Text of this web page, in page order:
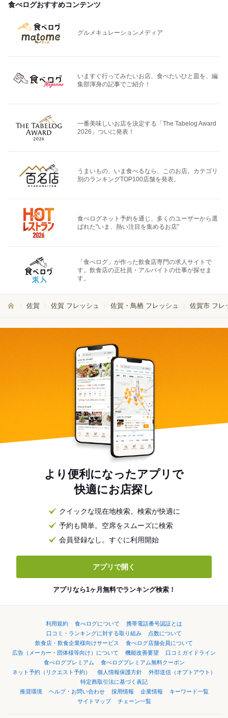
食べログおすすめコンテンツ
グルメキュレーションメディア
いますぐ行ってみたいお店、食べたいひと皿を、編
集部渾身の記事でご紹介！
一番美味しいお店を決定する「The Tabelog Award
2026」ついに発表！
うまいもの、いま食べるなら、このお店。カテゴリ
別のランキングTOP100店舗を発表。
食べログネット予約を通じ、多くのユーザーから選
ばれた"いま、熱い注目を集めるお店"
「食べログ」が作った飲食店専門の求人サイトで
す。飲食店の正社員・アルバイトの仕事が探せま
す。
佐賀 佐賀 フレッシュ 佐賀・鳥栖 フレッシュ 佐賀市 フレ
より便利になったアプリで
快適にお店探し
クイックな現在地検索。検索が快適に
予約も簡単。空席をスムーズに検索
会員登録なし。すぐに利用開始
アプリで開く
アプリなら1ヶ月無料でランキング検索！
利用規約 食べログについて
携帯電話番号認証とは
口コミ・ランキングに対する取り組み
点数について
飲食店・飲食企業様向けサービス
食べログ店舗会員について
広告（メーカー・団体様等向け）について
機能改善要望
口コミガイドライン
食べログプレミアム
食べログプレミアム無料クーポン
ネット予約（リクエスト予約）
個人情報保護方針
外部送信（オプトアウト）
特定商取引法に基づく表記
推奨環境
ヘルプ・お問い合わせ 採用情報 企業情報
キーワード一覧
サイトマップ
チェーン一覧